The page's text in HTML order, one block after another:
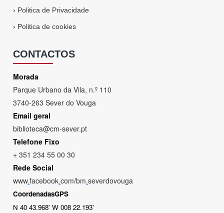
› Politica de Privacidade
› Politica de cookies
CONTACTOS
Morada
Parque Urbano da Vila, n.º 110
3740-263 Sever do Vouga
Email geral
biblioteca@cm-sever.pt
Telefone Fixo
+ 351 234 55 00 30
Rede Social
www.facebook.com/bm.severdovouga
CoordenadasGPS
N 40 43.968' W 008 22.193'